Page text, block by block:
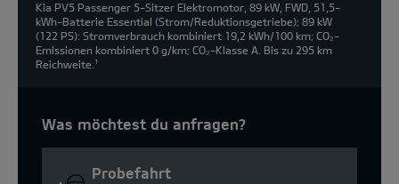
Kia PV5 Passenger 5-Sitzer Elektromotor, 89 kW, FWD, 51,5-
kWh-Batterie Essential (Strom/Reduktionsgetriebe); 89 kW
(122 PS): Stromverbrauch kombiniert 19,2 kWh/100 km; CO₂-
Emissionen kombiniert 0 g/km; CO₂-Klasse A. Bis zu 295 km
Reichweite.
1
Was möchtest du anfragen?
Probefahrt